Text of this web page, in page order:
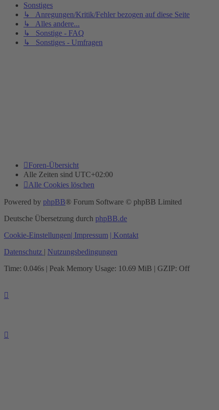
Sonstiges
↳ Anregungen/Kritik/Fehler bezogen auf diese Seite
↳ Alles andere...
↳ Sonstige - FAQ
↳ Sonstiges - Umfragen
Foren-Übersicht
Alle Zeiten sind UTC+02:00
Alle Cookies löschen
Powered by phpBB® Forum Software © phpBB Limited
Deutsche Übersetzung durch phpBB.de
Cookie-Einstellungen| Impressum | Kontakt
Datenschutz | Nutzungsbedingungen
Time: 0.046s | Peak Memory Usage: 10.69 MiB | GZIP: Off